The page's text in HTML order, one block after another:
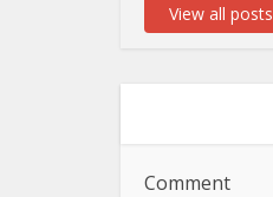
View all posts
Comment